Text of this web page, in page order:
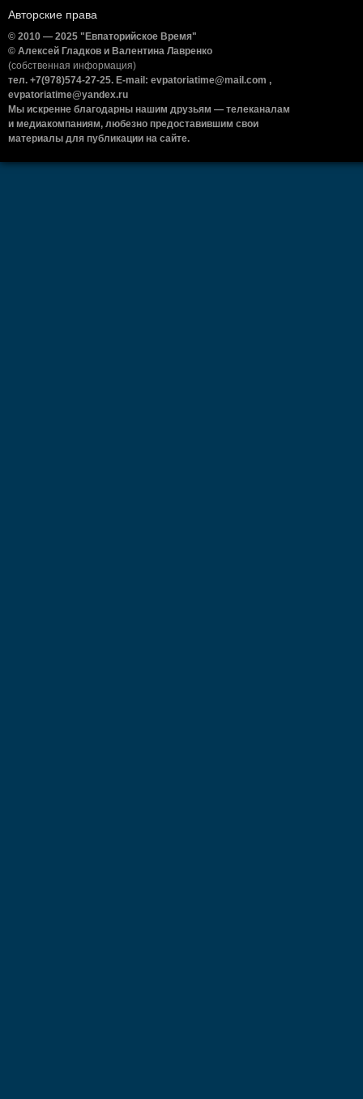
Авторские права
© 2010 — 2025 "Евпаторийское Время"
© Алексей Гладков и Валентина Лавренко
(собственная информация)
тел. +7(978)574-27-25. E-mail: evpatoriatime@mail.com ,
evpatoriatime@yandex.ru
Мы искренне благодарны нашим друзьям — телеканалам
и медиакомпаниям, любезно предоставившим свои
материалы для публикации на сайте.